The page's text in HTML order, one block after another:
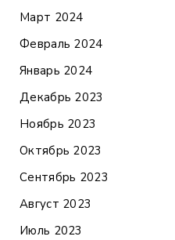
Март 2024
Февраль 2024
Январь 2024
Декабрь 2023
Ноябрь 2023
Октябрь 2023
Сентябрь 2023
Август 2023
Июль 2023